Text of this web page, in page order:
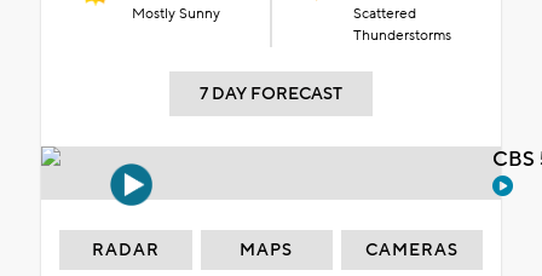
Mostly Sunny
Scattered
Thunderstorms
7 DAY FORECAST
RADAR MAPS CAMERAS